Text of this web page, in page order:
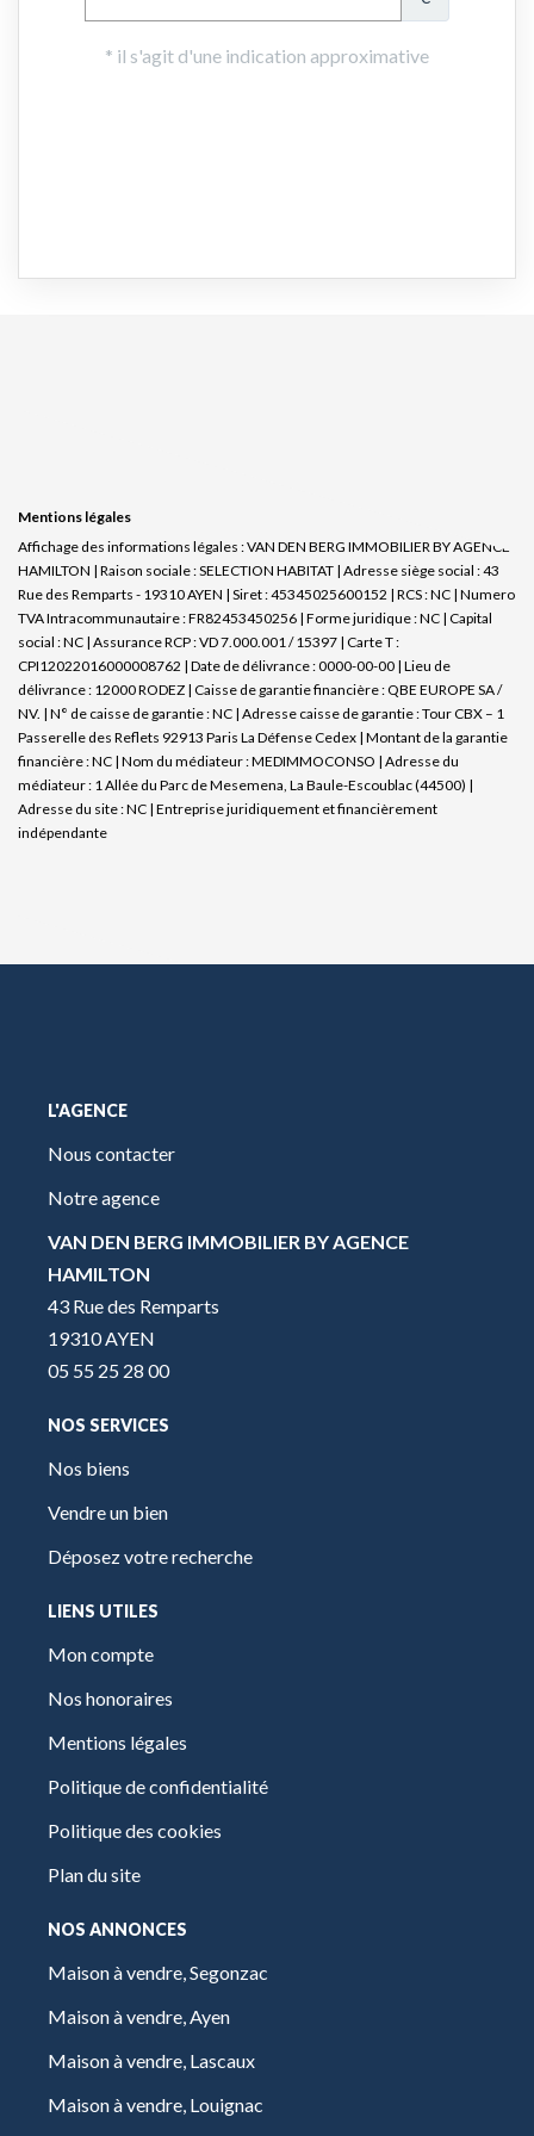
Mentions légales
Affichage des informations légales : VAN DEN BERG IMMOBILIER BY AGENCE
HAMILTON | Raison sociale : SELECTION HABITAT | Adresse siège social : 43
Rue des Remparts - 19310 AYEN | Siret : 45345025600152 | RCS : NC | Numero
TVA Intracommunautaire : FR82453450256 | Forme juridique : NC | Capital
social : NC | Assurance RCP : VD 7.000.001 / 15397 | Carte T :
CPI12022016000008762 | Date de délivrance : 0000-00-00 | Lieu de
délivrance : 12000 RODEZ | Caisse de garantie financière : QBE EUROPE SA /
NV. | N° de caisse de garantie : NC | Adresse caisse de garantie : Tour CBX – 1
Passerelle des Reflets 92913 Paris La Défense Cedex | Montant de la garantie
financière : NC | Nom du médiateur : MEDIMMOCONSO | Adresse du
médiateur : 1 Allée du Parc de Mesemena, La Baule-Escoublac (44500) |
Adresse du site : NC | Entreprise juridiquement et financièrement
indépendante
L'AGENCE
Nous contacter
Notre agence
VAN DEN BERG IMMOBILIER BY AGENCE
HAMILTON
43 Rue des Remparts
19310 AYEN
05 55 25 28 00
NOS SERVICES
Nos biens
Vendre un bien
Déposez votre recherche
LIENS UTILES
Mon compte
Nos honoraires
Mentions légales
Politique de confidentialité
Politique des cookies
Plan du site
NOS ANNONCES
Maison à vendre, Segonzac
Maison à vendre, Ayen
Maison à vendre, Lascaux
Maison à vendre, Louignac